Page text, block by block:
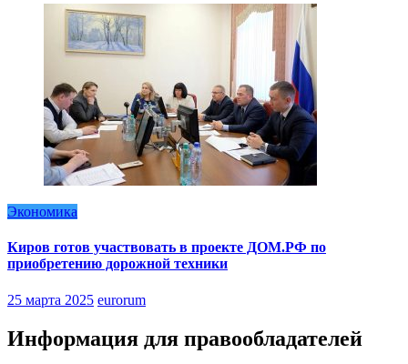
Экономика
Киров готов участвовать в проекте ДОМ.РФ по
приобретению дорожной техники
25 марта 2025 eurorum
Информация для правообладателей